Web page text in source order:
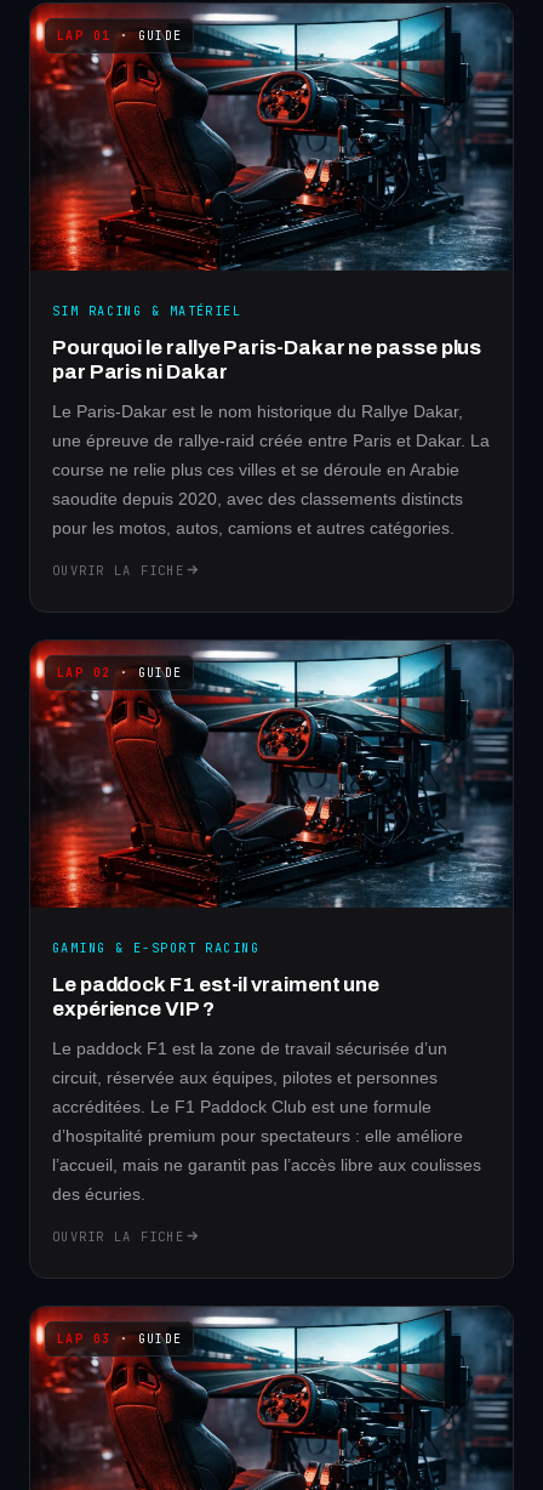
· GUIDE
SIM RACING & MATÉRIEL
Pourquoi le rallye Paris-Dakar ne passe plus
par Paris ni Dakar
Le Paris-Dakar est le nom historique du Rallye Dakar,
une épreuve de rallye-raid créée entre Paris et Dakar. La
course ne relie plus ces villes et se déroule en Arabie
saoudite depuis 2020, avec des classements distincts
pour les motos, autos, camions et autres catégories.
OUVRIR LA FICHE
· GUIDE
GAMING & E-SPORT RACING
Le paddock F1 est-il vraiment une
expérience VIP ?
Le paddock F1 est la zone de travail sécurisée d’un
circuit, réservée aux équipes, pilotes et personnes
accréditées. Le F1 Paddock Club est une formule
d’hospitalité premium pour spectateurs : elle améliore
l’accueil, mais ne garantit pas l’accès libre aux coulisses
des écuries.
OUVRIR LA FICHE
· GUIDE